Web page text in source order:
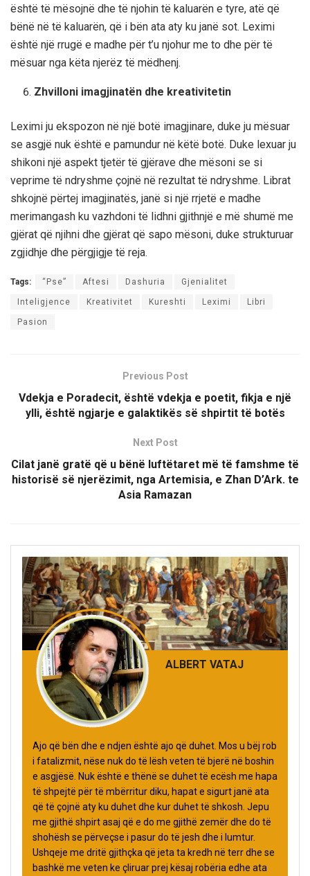
është të mësojnë dhe të njohin të kaluarën e tyre, atë që
bënë në të kaluarën, që i bën ata aty ku janë sot. Leximi
është një rrugë e madhe për t’u njohur me to dhe për të
mësuar nga këta njerëz të mëdhenj.
Zhvilloni imagjinatën dhe kreativitetin
Leximi ju ekspozon në një botë imagjinare, duke ju mësuar
se asgjë nuk është e pamundur në këtë botë. Duke lexuar ju
shikoni një aspekt tjetër të gjërave dhe mësoni se si
veprime të ndryshme çojnë në rezultat të ndryshme. Librat
shkojnë përtej imagjinatës, janë si një rrjetë e madhe
merimangash ku vazhdoni të lidhni gjithnjë e më shumë me
gjërat që njihni dhe gjërat që sapo mësoni, duke strukturuar
zgjidhje dhe përgjigje të reja.
Tags: “Pse” Aftesi Dashuria Gjenialitet
Inteligjence Kreativitet Kureshti Leximi Libri
Pasion
Previous Post
Vdekja e Poradecit, është vdekja e poetit, fikja e një
ylli, është ngjarje e galaktikës së shpirtit të botës
Next Post
Cilat janë gratë që u bënë luftëtaret më të famshme të
historisë së njerëzimit, nga Artemisia, e Zhan D’Ark. te
Asia Ramazan
ALBERT VATAJ
Ajo që bën dhe e ndjen është ajo që duhet. Mos u bëj rob
i fatalizmit, nëse nuk do të lësh veten të bjerë në boshin
e asgjësë. Nuk është e thënë se duhet të ecësh me hapa
të shpejtë për të mbërritur diku, hapat e sigurt janë ata
që të çojnë aty ku duhet dhe kur duhet të shkosh. Jepu
me gjithë shpirt asaj që e do me gjithë zemër dhe do të
shohësh se përveçse i pasur do të jesh dhe i lumtur.
Ushqeje me dritë gjithçka që jeta ta kredh në terr dhe se
bashkë me veten ke çliruar prej kësaj robëria edhe ata